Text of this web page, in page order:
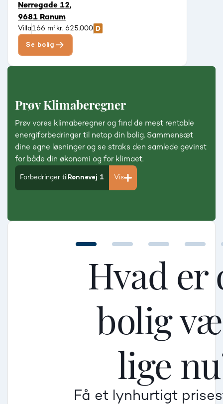
Nørregade 12,
9681 Ranum
Villa166 m² kr. 625.000
Se bolig
Prøv Klimaberegner
Prøv vores klimaberegner og find de mest rentable
energiforbedringer til netop din bolig. Sammensæt
dine egne løsninger og se straks den samlede gevinst
for både din økonomi og for klimaet.
Forbedringer til Rønnevej 1 Vis
Hvad er
bolig
lige
Få et lynhurtigt
Mindre god
Mellem
Mindre god
Mellem
Mindre god
Mellem